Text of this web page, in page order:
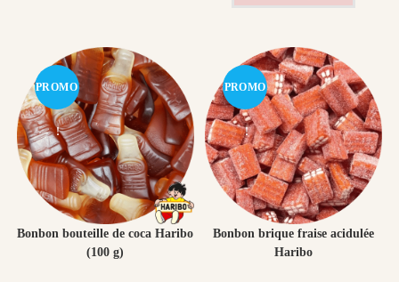
PROMO
!
Bonbon bouteille de coca Haribo
(100 g)
PROMO
!
Bonbon brique fraise acidulée
Haribo